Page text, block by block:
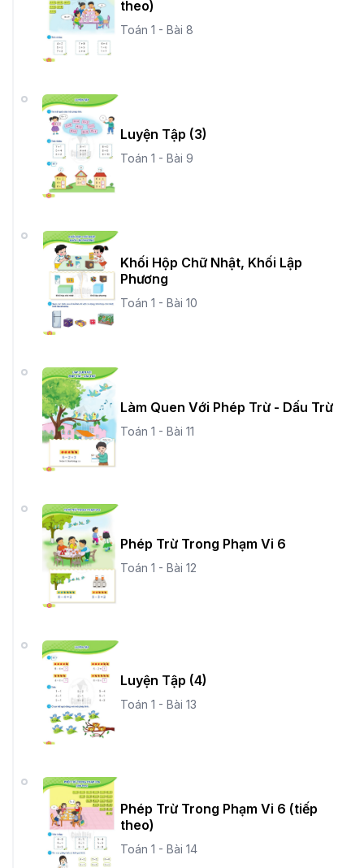
theo)
Toán 1 - Bài 8
Luyện Tập (3)
Toán 1 - Bài 9
Khối Hộp Chữ Nhật, Khối Lập
Phương
Toán 1 - Bài 10
Làm Quen Với Phép Trừ - Dấu Trừ
Toán 1 - Bài 11
Phép Trừ Trong Phạm Vi 6
Toán 1 - Bài 12
Luyện Tập (4)
Toán 1 - Bài 13
Phép Trừ Trong Phạm Vi 6 (tiếp
theo)
Toán 1 - Bài 14